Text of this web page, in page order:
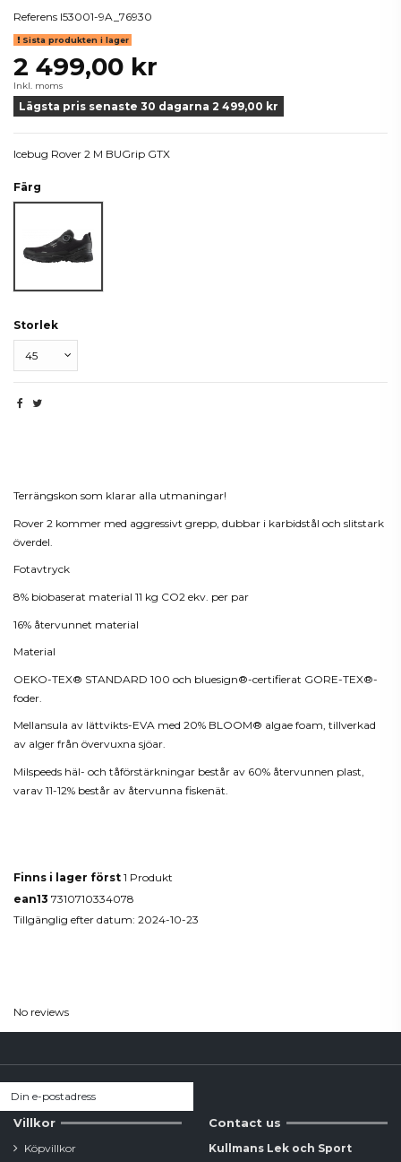
Referens I53001-9A_76930
Sista produkten i lager
2 499,00 kr
Inkl. moms
Lägsta pris senaste 30 dagarna 2 499,00 kr
Icebug Rover 2 M BUGrip GTX
Färg
Storlek
Terrängskon som klarar alla utmaningar!
Rover 2 kommer med aggressivt grepp, dubbar i karbidstål och slitstark
överdel.
Fotavtryck
8% biobaserat material 11 kg CO2 ekv. per par
16% återvunnet material
Material
OEKO-TEX® STANDARD 100 och bluesign®-certifierat GORE-TEX®-
foder.
Mellansula av lättvikts-EVA med 20% BLOOM® algae foam, tillverkad
av alger från övervuxna sjöar.
Milspeeds häl- och tåförstärkningar består av 60% återvunnen plast,
varav 11-12% består av återvunna fiskenät.
Finns i lager först 1 Produkt
ean13 7310710334078
Tillgänglig efter datum: 2024-10-23
No reviews
Villkor
Köpvillkor
Contact us
Kullmans Lek och Sport